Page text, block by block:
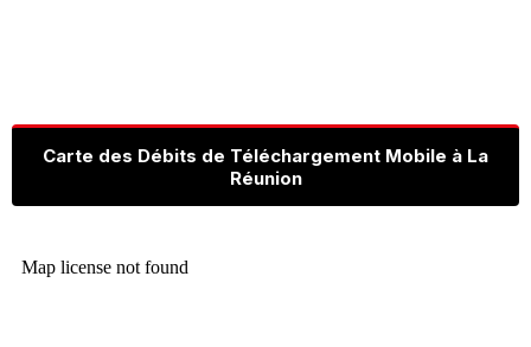
Carte des Débits de Téléchargement Mobile à La
Réunion